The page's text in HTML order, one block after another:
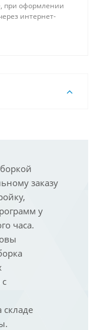
при оформлении
интернет-
заказу
у
часа.
складе